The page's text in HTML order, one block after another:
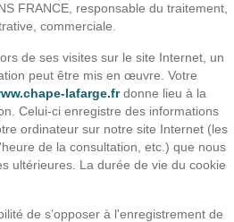
FRANCE, responsable du traitement,
commerciale.
de ses visites sur le site Internet, un
peut être mis en œuvre. Votre
lafarge.frdonne lieu à la
Celui-ci enregistre des informations
ordinateur sur notre site Internet (les
de la consultation, etc.) que nous
ultérieures. La durée de vie du cookie
de s’opposer à l'enregistrement de